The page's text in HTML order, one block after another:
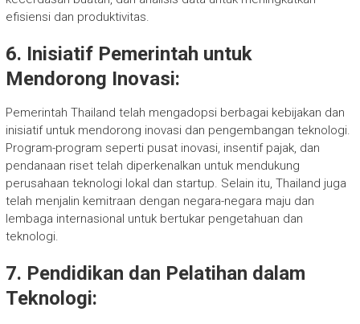
efisiensi dan produktivitas.
6. Inisiatif Pemerintah untuk
Mendorong Inovasi:
Pemerintah Thailand telah mengadopsi berbagai kebijakan dan
inisiatif untuk mendorong inovasi dan pengembangan teknologi.
Program-program seperti pusat inovasi, insentif pajak, dan
pendanaan riset telah diperkenalkan untuk mendukung
perusahaan teknologi lokal dan startup. Selain itu, Thailand juga
telah menjalin kemitraan dengan negara-negara maju dan
lembaga internasional untuk bertukar pengetahuan dan
teknologi.
7. Pendidikan dan Pelatihan dalam
Teknologi: